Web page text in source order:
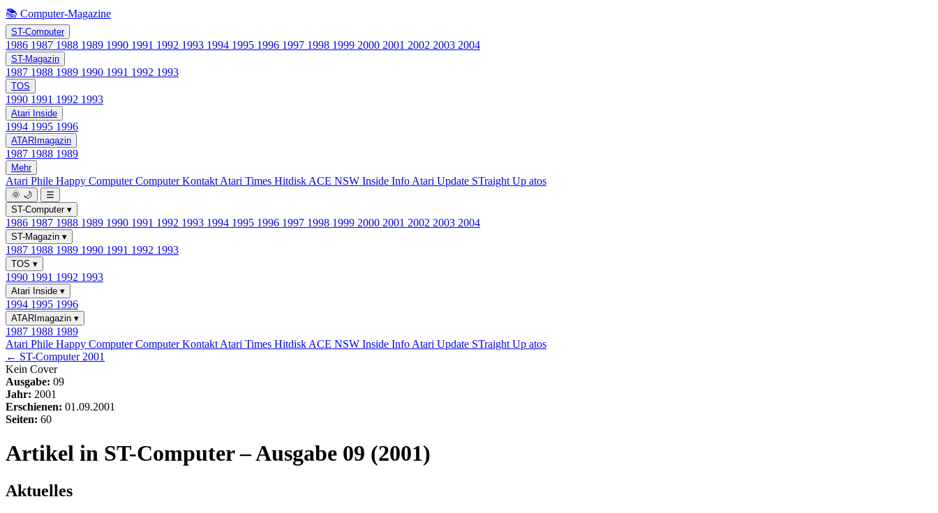
📚 Computer-Magazine
ST-Computer
1986 1987 1988 1989 1990 1991 1992 1993 1994 1995 1996 1997 1998 1999 2000 2001 2002 2003 2004
ST-Magazin
1987 1988 1989 1990 1991 1992 1993
TOS
1990 1991 1992 1993
Atari Inside
1994 1995 1996
ATARImagazin
1987 1988 1989
Mehr
Atari Phile Happy ComputerComputer Kontakt Atari Times Hitdisk ACE NSW Inside Info Atari Update STraight Up atos
🌞 🌙
☰
ST-Computer ▾
1986 1987 1988 1989 1990 1991 1992 1993 1994 1995 1996 1997 1998 1999 2000 2001 2002 2003 2004
ST-Magazin ▾
1987 1988 1989 1990 1991 1992 1993
TOS ▾
1990 1991 1992 1993
Atari Inside ▾
1994 1995 1996
ATARImagazin ▾
1987 1988 1989
Atari Phile Happy ComputerComputer Kontakt Atari Times Hitdisk ACE NSW Inside Info Atari Update STraight Up atos
← ST-Computer 2001
Kein Cover
Ausgabe: 09
Jahr: 2001
Erschienen: 01.09.2001
Seiten: 60
Artikel in ST-Computer – Ausgabe 09 (2001)
Aktuelles